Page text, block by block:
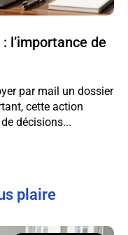
l’importance de
par mail un dossier
cette action
décisions...
plaire